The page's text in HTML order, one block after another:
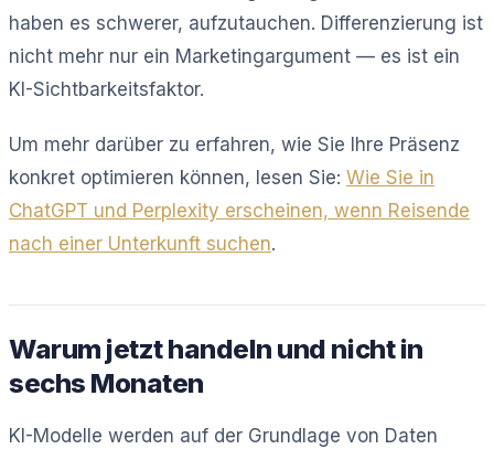
haben es schwerer, aufzutauchen. Differenzierung ist
nicht mehr nur ein Marketingargument — es ist ein
KI-Sichtbarkeitsfaktor.
Um mehr darüber zu erfahren, wie Sie Ihre Präsenz
konkret optimieren können, lesen Sie: Wie Sie in
ChatGPT und Perplexity erscheinen, wenn Reisende
nach einer Unterkunft suchen.
Warum jetzt handeln und nicht in
sechs Monaten
KI-Modelle werden auf der Grundlage von Daten